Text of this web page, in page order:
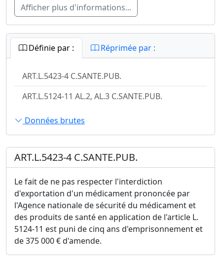
Afficher plus d'informations...
Définie par : Réprimée par :
ART.L.5423-4 C.SANTE.PUB.
ART.L.5124-11 AL.2, AL.3 C.SANTE.PUB.
Données brutes
ART.L.5423-4 C.SANTE.PUB.
Le fait de ne pas respecter l'interdiction
d'exportation d'un médicament prononcée par
l'Agence nationale de sécurité du médicament et
des produits de santé en application de l'article L.
5124-11 est puni de cinq ans d'emprisonnement et
de 375 000 € d'amende.